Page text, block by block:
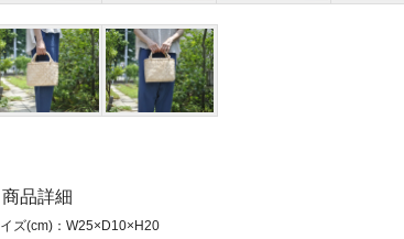
品詳細
ズ(cm)：W25×D10×H20